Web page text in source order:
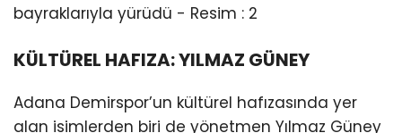
KÜLTÜREL HAFIZA: YILMAZ GÜNEY
Adana Demirspor’un kültürel hafızasında yer
alan isimlerden biri de yönetmen Yılmaz Güney